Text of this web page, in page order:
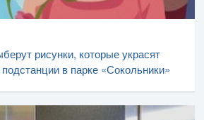
рисунки, которые украсят
в парке «Сокольники»